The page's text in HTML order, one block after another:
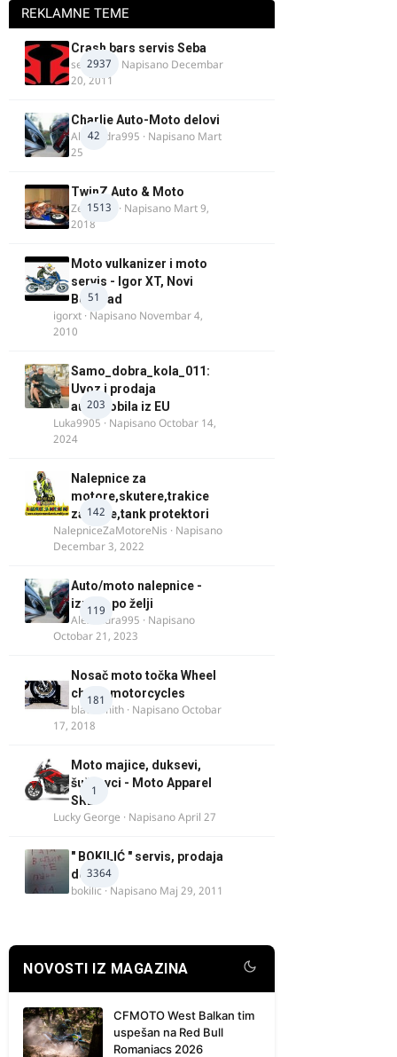
REKLAMNE TEME
2937
Crash bars servis Seba
seba011 · Napisano Decembar
20, 2011
42
Charlie Auto-Moto delovi
Alexandra995 · Napisano Mart
25
1513
TwinZ Auto & Moto
Zeljkamp · Napisano Mart 9,
2018
51
Moto vulkanizer i moto
servis - Igor XT, Novi
Beograd
igorxt · Napisano Novembar 4,
2010
203
Samo_dobra_kola_011:
Uvoz i prodaja
automobila iz EU
Luka9905 · NapisanoOctobar 14,
2024
142
Nalepnice za
motore,skutere,trakice
za felne,tank protektori
NalepniceZaMotoreNis · Napisano
Decembar 3, 2022
119
Auto/moto nalepnice -
izrada po želji
Alexandra995 · Napisano
Octobar 21, 2023
181
Nosač moto točka Wheel
chock motorcycles
blacksmith · NapisanoOctobar
17, 2018
1
Moto majice, duksevi,
šuškavci - Moto Apparel
SRB
Lucky George · NapisanoApril 27
3364
" BOKILIĆ " servis, prodaja
delova
bokilic · Napisano Maj 29, 2011
NOVOSTI IZ MAGAZINA
CFMOTO West Balkan tim
uspešan na Red Bull
Romaniacs 2026